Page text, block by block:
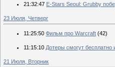
21:32:47 E-Stars Seoul: Grubby
23 Июля, Четверг
11:25:50 Фильм про Warcraft (42)
11:15:10 Дотеры смогут бесплатно
21 Июля, Вторник